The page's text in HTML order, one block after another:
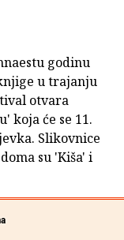
godinu
u trajanju
otvara
koja će se 11.
Slikovnice
su 'Kiša' i